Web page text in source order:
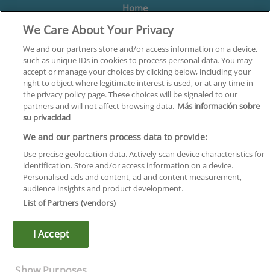
Home
Formación
Centros
Orientación
Quiénes somos
Contacta
Aviso Legal
Política de Privacidad
Política de Cookies
Canal Ético
Infoempleo
We Care About Your Privacy
We and our partners store and/or access information on a device,
such as unique IDs in cookies to process personal data. You may
accept or manage your choices by clicking below, including your
right to object where legitimate interest is used, or at any time in
the privacy policy page. These choices will be signaled to our
partners and will not affect browsing data. Más información sobre
su privacidad
We and our partners process data to provide:
Use precise geolocation data. Actively scan device characteristics for
identification. Store and/or access information on a device.
Personalised ads and content, ad and content measurement,
audience insights and product development.
List of Partners (vendors)
I Accept